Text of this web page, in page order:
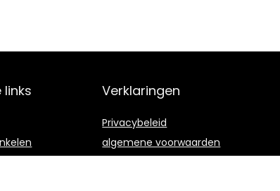
links Verklaringen
Privacybeleid
algemene voorwaarden